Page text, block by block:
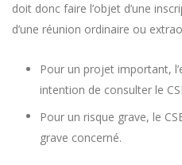
doit donc faire l’objet d’une
d’une réunion ordinaire ou
Pour un projet important,
intention de consulter le
Pour un risque grave, le
grave concerné.